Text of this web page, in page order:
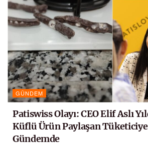
GÜNDEM
Patiswiss Olayı: CEO Elif Aslı
Küflü Ürün Paylaşan
Gündemde